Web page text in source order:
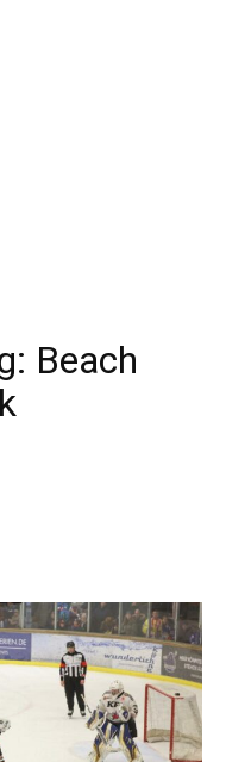
Beach